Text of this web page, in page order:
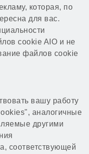
которая, по
для вас.
cookie AIO и не
файлов cookie
вашу работу
аналогичные
другими
соответствующей